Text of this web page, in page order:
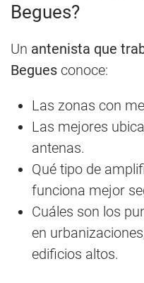
Begues?
Un antenista que
Begues conoce:
Las zonas con
Las mejores
antenas.
Qué tipo de
funciona mejor
Cuáles son los
en
edificios altos.